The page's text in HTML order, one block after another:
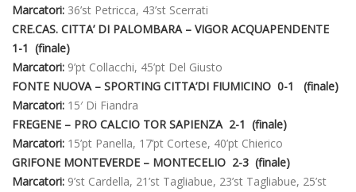
Marcatori: 36’st Petricca, 43’st Scerrati
CRE.CAS. CITTA’ DI PALOMBARA – VIGOR ACQUAPENDENTE
1-1 (finale)
Marcatori: 9’pt Collacchi, 45’pt Del Giusto
FONTE NUOVA – SPORTING CITTA’DI FIUMICINO 0-1 (finale)
Marcatori: 15′ Di Fiandra
FREGENE – PRO CALCIO TOR SAPIENZA 2-1 (finale)
Marcatori: 15’pt Panella, 17’pt Cortese, 40’pt Chierico
GRIFONE MONTEVERDE – MONTECELIO 2-3 (finale)
Marcatori: 9’st Cardella, 21’st Tagliabue, 23’st Tagliabue, 25’st